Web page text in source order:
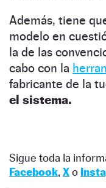
Además, tiene
modelo en
la de las
cabo con la
fabricante de la
el sistema.
Sigue toda la
Facebook, Xo